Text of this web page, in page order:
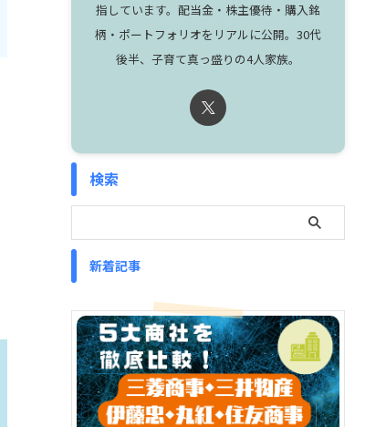
指しています。配当金・株主優待・購入銘
柄・ポートフォリオをリアルに公開。30代
後半、子育て真っ盛りの4人家族。
検索
新着記事